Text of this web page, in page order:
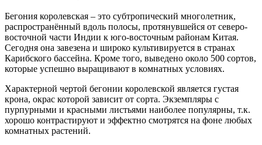
Бегония королевская – это субтропический многолетник,
распространённый вдоль полосы, протянувшейся от северо-
восточной части Индии к юго-восточным районам Китая.
Сегодня она завезена и широко культивируется в странах
Карибского бассейна. Кроме того, выведено около 500 сортов,
которые успешно выращивают в комнатных условиях.
Характерной чертой бегонии королевской является густая
крона, окрас которой зависит от сорта. Экземпляры с
пурпурными и красными листьями наиболее популярны, т.к.
хорошо контрастируют и эффектно смотрятся на фоне любых
комнатных растений.